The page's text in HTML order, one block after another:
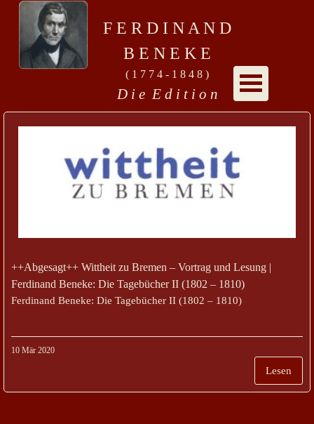
F E R D I N A N D
B E N E K E
( 1 7 7 4 - 1 8 4 8 )
D i e E d i t i o n
++Abgesagt++ Wittheit zu Bremen – Vortrag und Lesung |
Ferdinand Beneke: Die Tagebücher II (1802 – 1810)
Ferdinand Beneke: Die Tagebücher II (1802 – 1810)
10 Mär 2020
Lesen